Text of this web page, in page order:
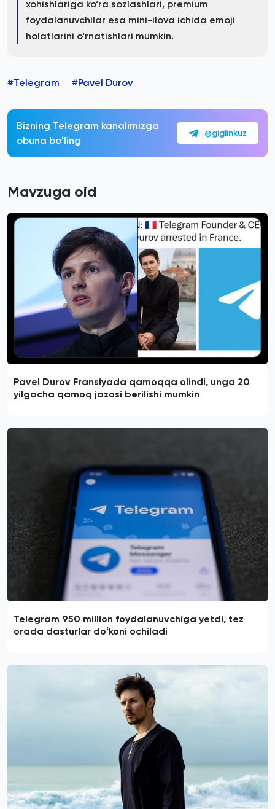
xohishlariga ko‘ra sozlashlari, premium
foydalanuvchilar esa mini-ilova ichida emoji
holatlarini o‘rnatishlari mumkin.
#Telegram #Pavel Durov
Bizning Telegram kanalimizga
obuna boʻling
@giglinkuz
Mavzuga oid
Pavel Durov Fransiyada qamoqqa olindi, unga 20
yilgacha qamoq jazosi berilishi mumkin
Telegram 950 million foydalanuvchiga yetdi, tez
orada dasturlar doʻkoni ochiladi